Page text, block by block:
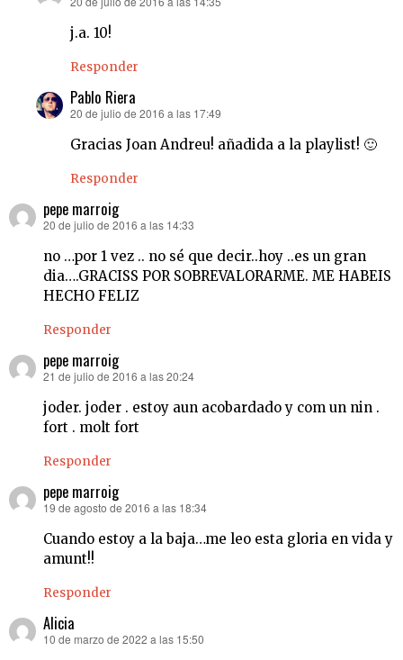
j.a. 10!
Responder
Pablo Riera
dice:
20 de julio de 2016 a las 17:49
Gracias Joan Andreu! añadida a la playlist! 🙂
Responder
pepe marroig
dice:
20 de julio de 2016 a las 14:33
no …por 1 vez .. no sé que decir..hoy ..es un gran
dia….GRACISS POR SOBREVALORARME. ME HABEIS
HECHO FELIZ
Responder
pepe marroig
dice:
21 de julio de 2016 a las 20:24
joder. joder . estoy aun acobardado y com un nin .
fort . molt fort
Responder
pepe marroig
dice:
19 de agosto de 2016 a las 18:34
Cuando estoy a la baja…me leo esta gloria en vida y
amunt!!
Responder
Alicia
dice:
10 de marzo de 2022 a las 15:50